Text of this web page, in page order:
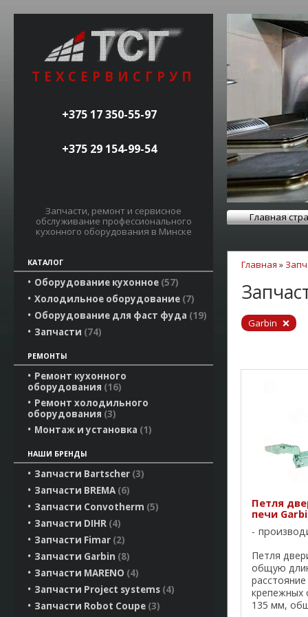
ТЕХСЕРВИСГРУП
+375 17 350-55-97
+375 29 154-99-54
Запчасти, ремонт и сервисное
обслуживание профессионального
кухонного оборудования в Минске
Главная
КАТАЛОГ
Оборудование кухонное 57
Холодильное оборудование 7
Оборудование для фаст фуда 19
Запчасти 74
РЕМОНТЫ
Ремонт кухонного
оборудования 16
Ремонт холодильного
оборудования 3
Монтаж и установка 1
НАШИ БРЕНДЫ
Запчасти Bartscher 3
Запчасти BREMA 6
Запчасти Convotherm 5
Запчасти DIHR 4
Запчасти Fimar 2
Запчасти Garbin 8
Запчасти MARENO 4
Запчасти Project systems 4
Запчасти Robot Coupe 3
Главная »
Garbin
Петля
печи
Петля
общую
крепежных
135 мм,